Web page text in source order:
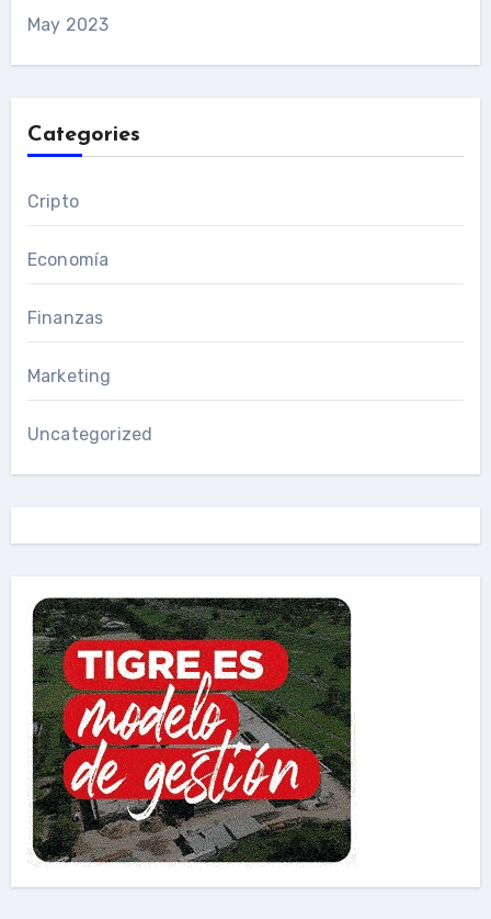
May 2023
Categories
Cripto
Economía
Finanzas
Marketing
Uncategorized